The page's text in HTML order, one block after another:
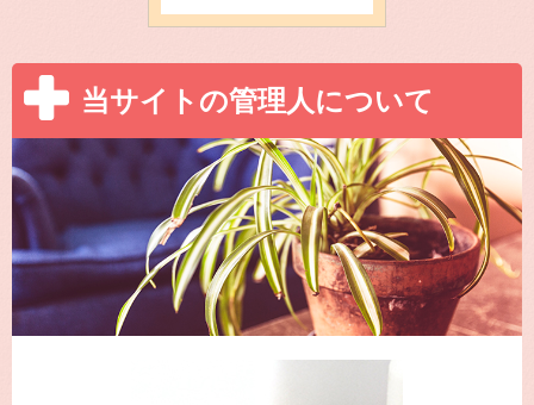
当サイトの管理人について